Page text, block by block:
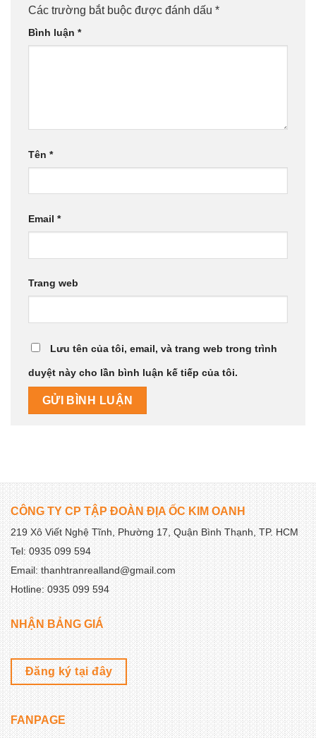
Các trường bắt buộc được đánh dấu *
Bình luận *
Tên *
Email *
Trang web
Lưu tên của tôi, email, và trang web trong trình
duyệt này cho lần bình luận kế tiếp của tôi.
CÔNG TY CP TẬP ĐOÀN ĐỊA ỐC KIM OANH
219 Xô Viết Nghệ Tĩnh, Phường 17, Quận Bình Thạnh, TP. HCM
Tel: 0935 099 594
Email: thanhtranrealland@gmail.com
Hotline: 0935 099 594
NHẬN BẢNG GIÁ
Đăng ký tại đây
FANPAGE